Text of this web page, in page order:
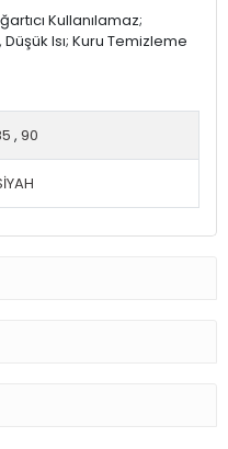
Kullanılamaz;
Isı; Kuru Temizleme
, 90